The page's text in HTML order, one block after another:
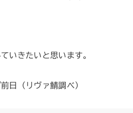
いきたいと思います。
日（リヴァ鯖調べ）